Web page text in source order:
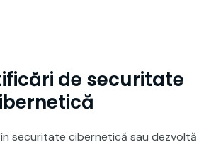
de securitate
securitate cibernetică sau dezvoltă